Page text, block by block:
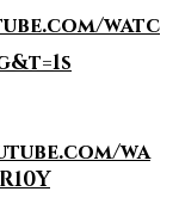
watc
wa